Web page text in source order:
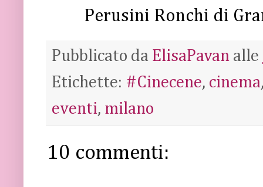
Perusini Ronchi di
Pubblicato da ElisaPavan alle
Etichette: #Cinecene, cinema
eventi, milano
10 commenti: